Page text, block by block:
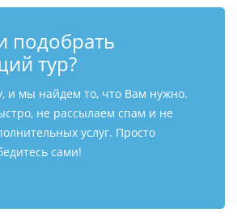
подобрать
тур?
и мы найдем то, что Вам нужно.
не рассылаем спам и не
услуг. Просто
сами!